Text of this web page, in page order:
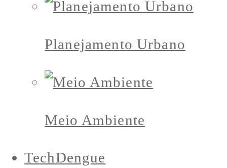
Planejamento Urbano
Meio Ambiente
TechDengue